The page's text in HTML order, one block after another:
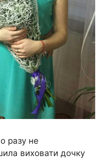
разу не
виховати дочку